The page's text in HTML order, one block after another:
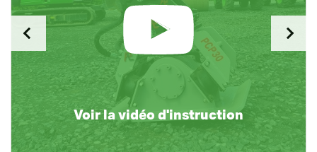
Voir la vidéo d'instruction